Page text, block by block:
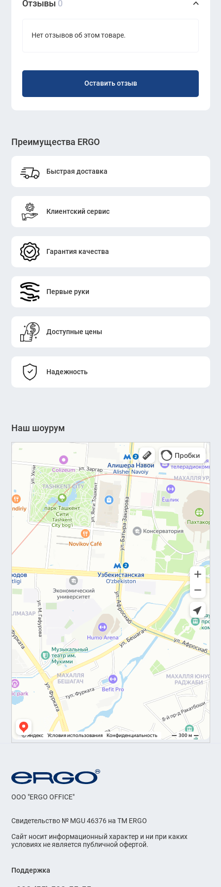
Отзывы 0
Нет отзывов об этом товаре.
Оставить отзыв
Преимущества ERGO
Быстрая доставка
Клиентский сервис
Гарантия качества
Первые руки
Доступные цены
Надежность
Наш шоурум
OOO "ERGO OFFICE"
Свидетельство № MGU 46376 на ТМ ERGO
Сайт носит информационный характер и ни при каких
условиях не является публичной офертой.
Поддержка